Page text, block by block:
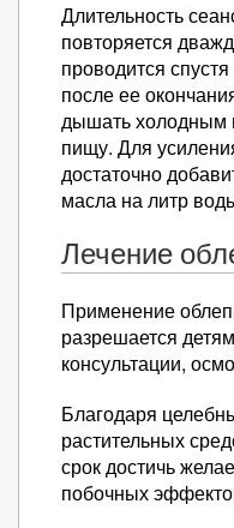
Длительность
повторяется
проводится
после ее
дышать холодным
пищу. Для
достаточно
масла на литр
Лечение
Применение
разрешается
консультации,
Благодаря
растительных
срок достичь
побочных